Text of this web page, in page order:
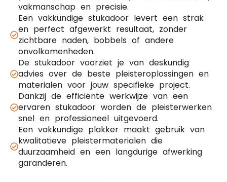
vakmanschap en precisie.
Een vakkundige stukadoor levert een strak
en perfect afgewerkt resultaat, zonder
zichtbare naden, bobbels of andere
onvolkomenheden.
De stukadoor voorziet je van deskundig
advies over de beste pleisteroplossingen en
materialen voor jouw specifieke project.
Dankzij de efficiënte werkwijze van een
ervaren stukadoor worden de pleisterwerken
snel en professioneel uitgevoerd.
Een vakkundige plakker maakt gebruik van
kwalitatieve pleistermaterialen die
duurzaamheid en een langdurige afwerking
garanderen.